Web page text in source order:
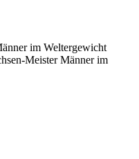
im Weltergewicht
Meister Männer im